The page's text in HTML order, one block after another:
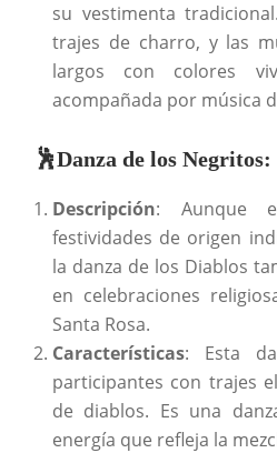
su vestimenta
trajes de charro, y las
largos con colores
acompañada por música
🕺Danza de los Negritos:
Descripción: Aunque
festividades de origen
la danza de los Diablos
en celebraciones
Santa Rosa.
Características: Esta
participantes con trajes
de diablos. Es una
energía que refleja la